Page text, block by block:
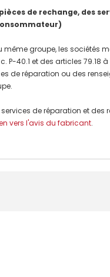
de rechange, des
groupe, les sociétés
40.1 et des articles 79.18
de réparation ou des
de réparation et des
vers l'avis du fabricant.